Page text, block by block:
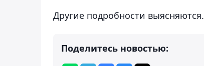
Другие подробности выясняются.
Поделитесь новостью: